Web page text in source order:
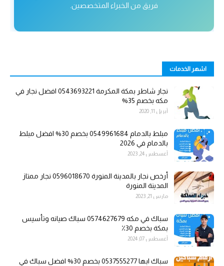
فريق من الخبراء المتخصصين.
اشهر الخدمات
نجار شاطر بمكة المكرمة 0543693221 افضل نجار في
مكه بخصم 35%
أبريل 11, 2020
مبلط بالدمام 0549961684 بخصم 30% افضل مبلط
بالدمام في 2026
أغسطس 24, 2023
أرخص نجار بالمدينة المنورة 0596018670 نجار ممتاز
المدينة المنورة
مارس 21, 2023
سباك في مكه 0574627679 سباك صيانه وتأسيس
بمكة بخصم 30٪
أغسطس 07, 2024
سباك ابها 0537555277 بخصم 30% افضل سباك في